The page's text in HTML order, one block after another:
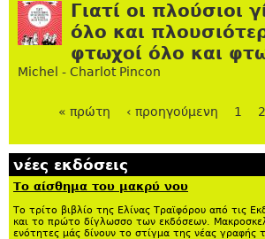
Γιατί οι πλούσιοι
όλο και
φτωχοί όλο και
Michel - Charlot Pincon
Σελίδες
« πρώτη ‹ προηγούμενη 1 2
νέες εκδόσεις
Το αίσθημα του μακρύ νου
Το τρίτο βιβλίο της Ελίνας Τραϊφόρου από τις
και το πρώτο δίγλωσσο των εκδόσεων.
ενότητες μάς δίνουν το στίγμα της νέας γραφής